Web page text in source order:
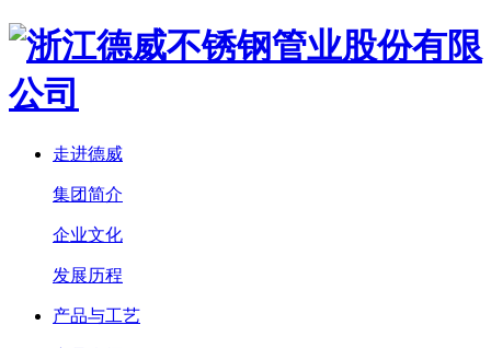
走进德威
集团简介
企业文化
发展历程
产品与工艺